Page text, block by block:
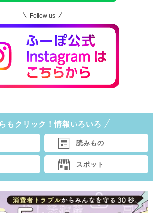
Follow us
もクリック！情報いろいろ
読みもの
スポット